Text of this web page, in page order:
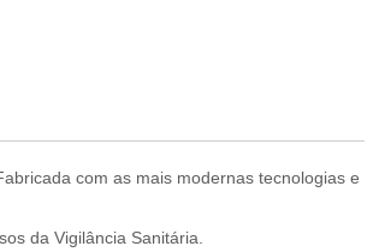
com as mais modernas tecnologias e
da Vigilância Sanitária.